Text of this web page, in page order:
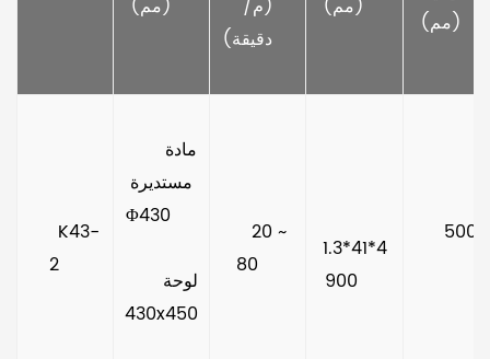
(م/
2
مستديرة
Φ430
430x450
80
1.3*41*4
900